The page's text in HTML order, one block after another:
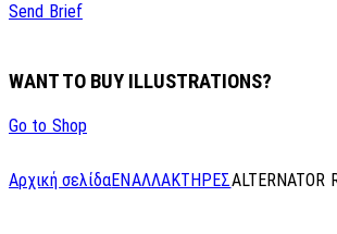
Send Brief
WANT TO BUY ILLUSTRATIONS?
Go to Shop
Αρχική σελίδαΕΝΑΛΛΑΚΤΗΡΕΣALTERNATOR